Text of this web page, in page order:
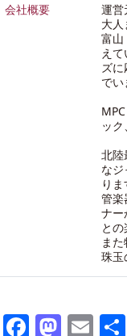
会社概要
運営
大
富山
え
ズ
でい
ッ
北陸
な
りま
管楽
ナー
との
ま
珠玉
Facebook